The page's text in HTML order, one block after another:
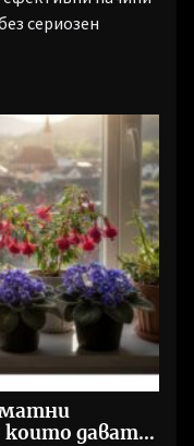
сериозен
дават